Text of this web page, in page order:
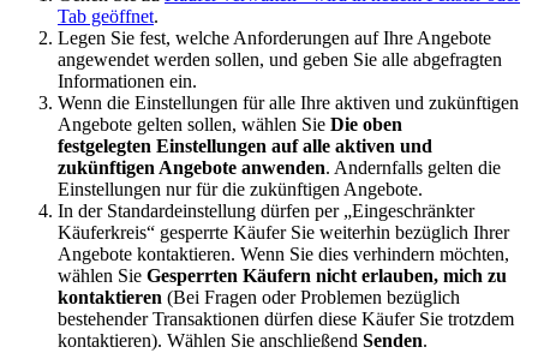
Tab geöffnet.
Legen Sie fest, welche Anforderungen auf Ihre Angebote
angewendet werden sollen, und geben Sie alle abgefragten
Informationen ein.
Wenn die Einstellungen für alle Ihre aktiven und zukünftigen
Angebote gelten sollen, wählen Sie Die oben
festgelegten Einstellungen auf alle aktiven und
zukünftigen Angebote anwenden. Andernfalls gelten die
Einstellungen nur für die zukünftigen Angebote.
In der Standardeinstellung dürfen per „Eingeschränkter
Käuferkreis“ gesperrte Käufer Sie weiterhin bezüglich Ihrer
Angebote kontaktieren. Wenn Sie dies verhindern möchten,
wählen Sie Gesperrten Käufern nicht erlauben, mich zu
kontaktieren (Bei Fragen oder Problemen bezüglich
bestehender Transaktionen dürfen diese Käufer Sie trotzdem
kontaktieren). Wählen Sie anschließend Senden.